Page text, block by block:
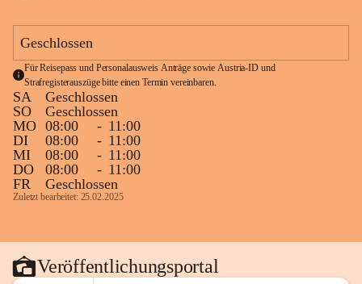
Geschlossen
Für Reisepass und Personalausweis Anträge sowie Austria-ID und
Strafregisterauszüge bitte einen Termin vereinbaren.
SA
Geschlossen
SO
Geschlossen
MO 08:00 - 11:00
DI
08:00 - 11:00
MI
08:00 - 11:00
DO
08:00 - 11:00
FR
Geschlossen
Zuletzt bearbeitet: 25.02.2025
Veröffentlichungsportal